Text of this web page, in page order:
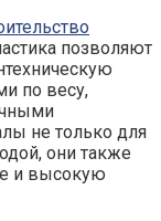
позволяют
по весу,
не только для
они также
и высокую